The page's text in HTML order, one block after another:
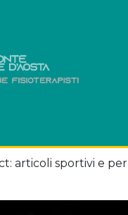
articoli sportivi e